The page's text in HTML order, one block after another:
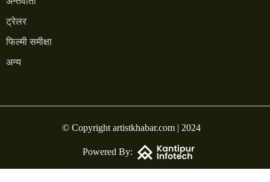
ट्रेलर
फिल्मी समीक्षा
अन्य
© Copyright artistkhabar.com | 2024
Powered By: